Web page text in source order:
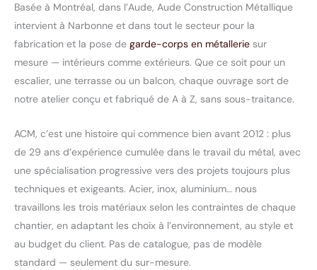
Basée à Montréal, dans l’Aude, Aude Construction Métallique
intervient à Narbonne et dans tout le secteur pour la
fabrication et la pose de garde-corps en métallerie sur
mesure — intérieurs comme extérieurs. Que ce soit pour un
escalier, une terrasse ou un balcon, chaque ouvrage sort de
notre atelier conçu et fabriqué de A à Z, sans sous-traitance.
ACM, c’est une histoire qui commence bien avant 2012 : plus
de 29 ans d’expérience cumulée dans le travail du métal, avec
une spécialisation progressive vers des projets toujours plus
techniques et exigeants. Acier, inox, aluminium… nous
travaillons les trois matériaux selon les contraintes de chaque
chantier, en adaptant les choix à l’environnement, au style et
au budget du client. Pas de catalogue, pas de modèle
standard — seulement du sur-mesure.